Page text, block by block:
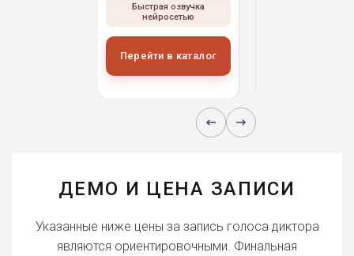
Быстрая озвучка
нейросетью
Перейти в каталог
ДЕМО И ЦЕНА ЗАПИСИ
Указанные ниже цены за запись голоса диктора
являются ориентировочными. Финальная